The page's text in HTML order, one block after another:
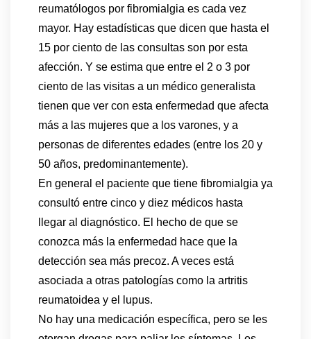
reumatólogos por fibromialgia es cada vez
mayor. Hay estadísticas que dicen que hasta el
15 por ciento de las consultas son por esta
afección. Y se estima que entre el 2 o 3 por
ciento de las visitas a un médico generalista
tienen que ver con esta enfermedad que afecta
más a las mujeres que a los varones, y a
personas de diferentes edades (entre los 20 y
50 años, predominantemente).
En general el paciente que tiene fibromialgia ya
consultó entre cinco y diez médicos hasta
llegar al diagnóstico. El hecho de que se
conozca más la enfermedad hace que la
detección sea más precoz. A veces está
asociada a otras patologías como la artritis
reumatoidea y el lupus.
No hay una medicación específica, pero se les